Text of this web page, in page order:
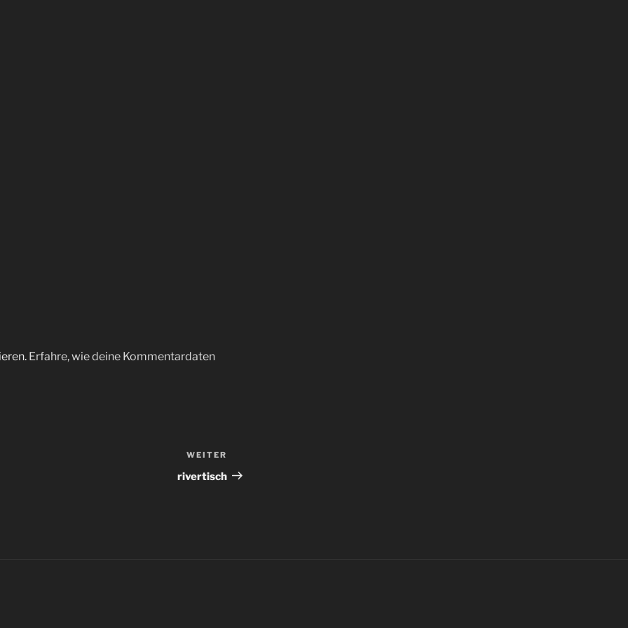
Erfahre, wie deine Kommentardaten
WEITER
rivertisch